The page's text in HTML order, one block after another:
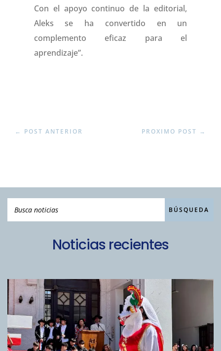
Con el apoyo continuo de la editorial,
Aleks se ha convertido en un
complemento eficaz para el
aprendizaje”.
← POST ANTERIOR PROXIMO POST →
Noticias recientes